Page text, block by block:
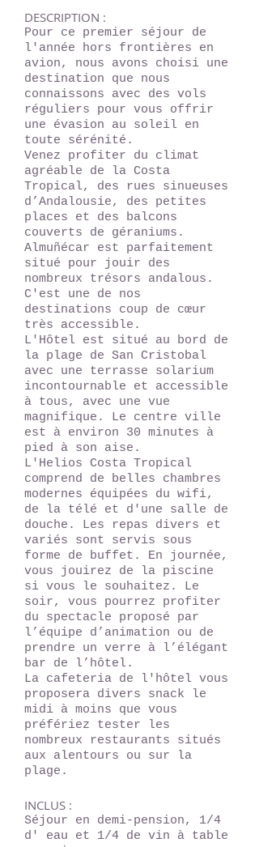
DESCRIPTION :
Pour ce premier séjour de
l'année hors frontières en
avion, nous avons choisi une
destination que nous
connaissons avec des vols
réguliers pour vous offrir
une évasion au soleil en
toute sérénité.
Venez profiter du climat
agréable de la Costa
Tropical, des rues sinueuses
d’Andalousie, des petites
places et des balcons
couverts de géraniums.
Almuñécar est parfaitement
situé pour jouir des
nombreux trésors andalous.
C'est une de nos
destinations coup de cœur
très accessible.
L'Hôtel est situé au bord de
la plage de San Cristobal
avec une terrasse solarium
incontournable et accessible
à tous, avec une vue
magnifique. Le centre ville
est à environ 30 minutes à
pied à son aise.
L'Helios Costa Tropical
comprend de belles chambres
modernes équipées du wifi,
de la télé et d'une salle de
douche. Les repas divers et
variés sont servis sous
forme de buffet. En journée,
vous jouirez de la piscine
si vous le souhaitez. Le
soir, vous pourrez profiter
du spectacle proposé par
l’équipe d’animation ou de
prendre un verre à l’élégant
bar de l’hôtel.
La cafeteria de l'hôtel vous
proposera divers snack le
midi à moins que vous
préfériez tester les
nombreux restaurants situés
aux alentours ou sur la
plage.
INCLUS :
Séjour en demi-pension, 1/4
d' eau et 1/4 de vin à table